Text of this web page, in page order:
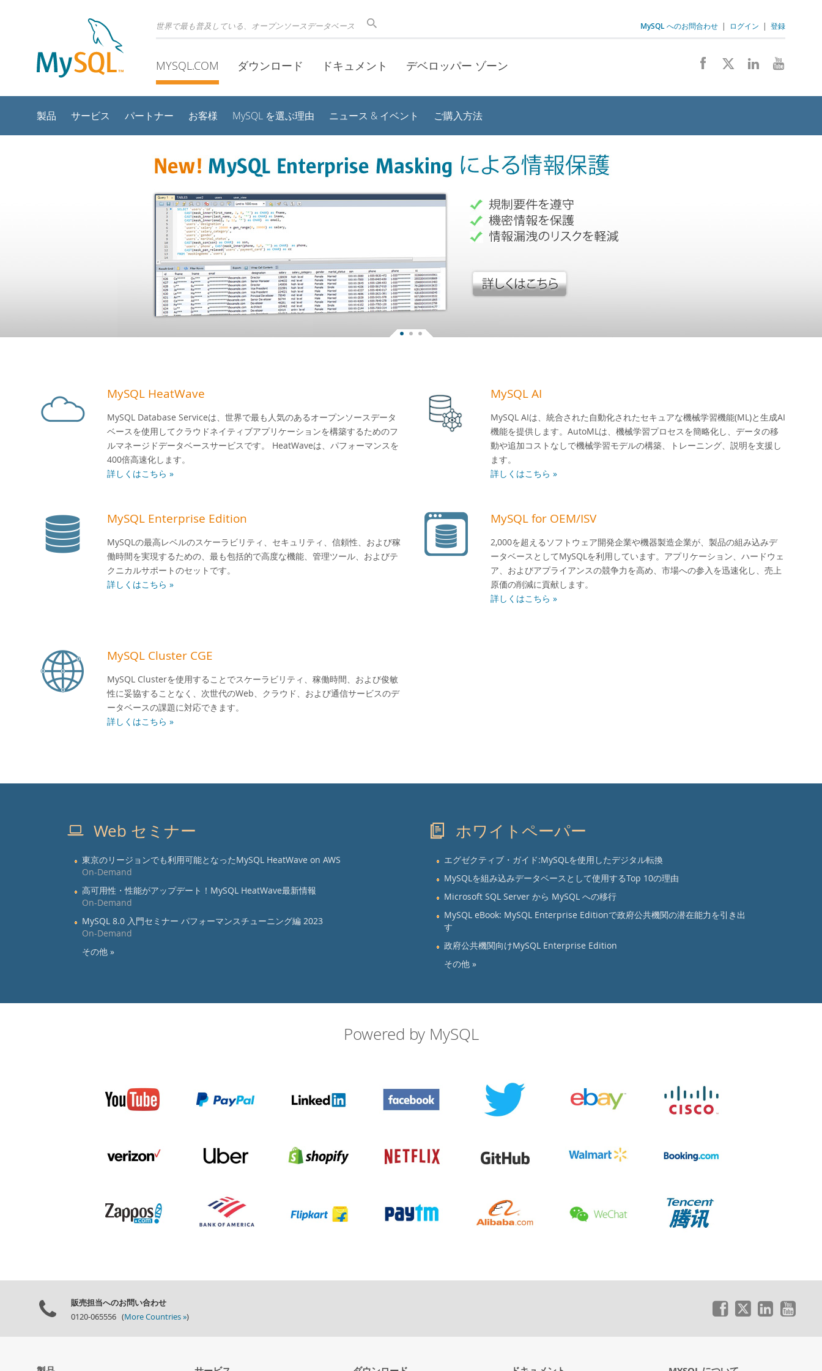
世界で最も普及している、オープンソースデータベース MySQL へのお問合わせ | ログイン | 登録
MYSQL.COM ダウンロード ドキュメント デベロッパー ゾーン
製品 サービス パートナー お客様 MySQL を選ぶ理由 ニュース & イベント ご購入方法
MySQL HeatWave
MySQL Database Serviceは、世界で最も人気のあるオープンソースデータ
ベースを使用してクラウドネイティブアプリケーションを構築するためのフ
ルマネージドデータベースサービスです。 HeatWaveは、パフォーマンスを
400倍高速化します。
詳しくはこちら »
MySQL AI
MySQL AIは、統合された自動化されたセキュアな機械学習機能(ML)と生成AI
機能を提供します。AutoMLは、機械学習プロセスを簡略化し、データの移
動や追加コストなしで機械学習モデルの構築、トレーニング、説明を支援し
ます。
詳しくはこちら »
MySQL Enterprise Edition
MySQLの最高レベルのスケーラビリティ、セキュリティ、信頼性、および稼
働時間を実現するための、最も包括的で高度な機能、管理ツール、およびテ
クニカルサポートのセットです。
詳しくはこちら »
MySQL for OEM/ISV
2,000を超えるソフトウェア開発企業や機器製造企業が、製品の組み込みデ
ータベースとしてMySQLを利用しています。アプリケーション、ハードウェ
ア、およびアプライアンスの競争力を高め、市場への参入を迅速化し、売上
原価の削減に貢献します。
詳しくはこちら »
MySQL Cluster CGE
MySQL Clusterを使用することでスケーラビリティ、稼働時間、および俊敏
性に妥協することなく、次世代のWeb、クラウド、および通信サービスのデ
ータベースの課題に対応できます。
詳しくはこちら »
Web セミナー
東京のリージョンでも利用可能となったMySQL HeatWave on AWS
On-Demand
高可用性・性能がアップデート！MySQL HeatWave最新情報
On-Demand
MySQL 8.0 入門セミナー パフォーマンスチューニング編 2023
On-Demand
その他 »
ホワイトペーパー
エグゼクティブ・ガイド:MySQLを使用したデジタル転換
MySQLを組み込みデータベースとして使用するTop 10の理由
Microsoft SQL Server から MySQL への移行
MySQL eBook: MySQL Enterprise Editionで政府公共機関の潜在能力を引き出
す
政府公共機関向けMySQL Enterprise Edition
その他 »
Powered by MySQL
販売担当へのお問い合わせ
0120-065556 (More Countries »)